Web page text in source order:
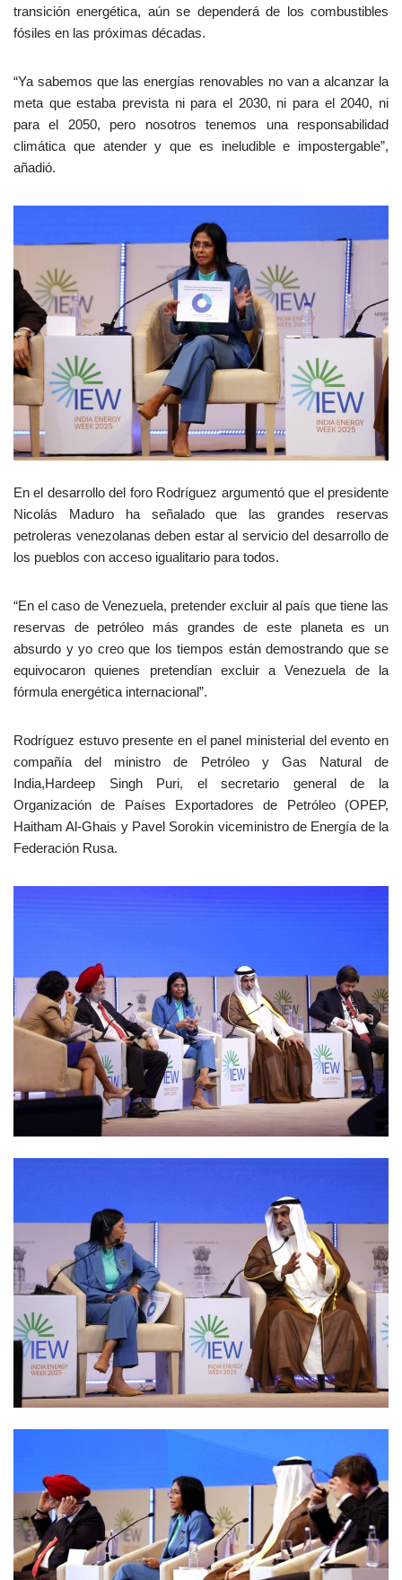
transición energética, aún se dependerá de los combustibles
fósiles en las próximas décadas.
“Ya sabemos que las energías renovables no van a alcanzar la
meta que estaba prevista ni para el 2030, ni para el 2040, ni
para el 2050, pero nosotros tenemos una responsabilidad
climática que atender y que es ineludible e impostergable”,
añadió.
En el desarrollo del foro Rodríguez argumentó que el presidente
Nicolás Maduro ha señalado que las grandes reservas
petroleras venezolanas deben estar al servicio del desarrollo de
los pueblos con acceso igualitario para todos.
“En el caso de Venezuela, pretender excluir al país que tiene las
reservas de petróleo más grandes de este planeta es un
absurdo y yo creo que los tiempos están demostrando que se
equivocaron quienes pretendían excluir a Venezuela de la
fórmula energética internacional”.
Rodríguez estuvo presente en el panel ministerial del evento en
compañía del ministro de Petróleo y Gas Natural de
India,Hardeep Singh Puri, el secretario general de la
Organización de Países Exportadores de Petróleo (OPEP,
Haitham Al-Ghais y Pavel Sorokin viceministro de Energía de la
Federación Rusa.